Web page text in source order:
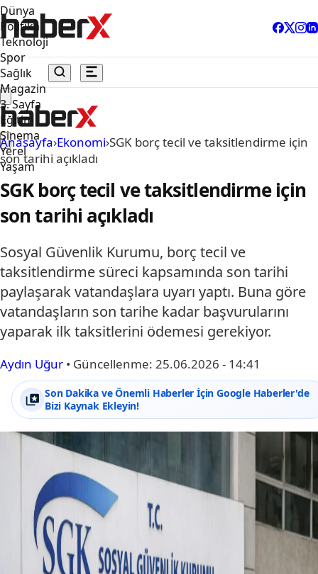
Dünya
Politika
Teknoloji
Spor
Sağlık
Magazin
3. Sayfa
Eğitim
Sinema
Yerel
Yaşam
Anasayfa›Ekonomi›SGK borç tecil ve taksitlendirme için
son tarihi açıkladı
SGK borç tecil ve taksitlendirme için
son tarihi açıkladı
Sosyal Güvenlik Kurumu, borç tecil ve
taksitlendirme süreci kapsamında son tarihi
paylaşarak vatandaşlara uyarı yaptı. Buna göre
vatandaşların son tarihe kadar başvurularını
yaparak ilk taksitlerini ödemesi gerekiyor.
Aydın Uğur • Güncellenme: 25.06.2026 - 14:41
Son Dakika ve Önemli Haberler İçin Google Haberler'de
Bizi Kaynak Ekleyin!